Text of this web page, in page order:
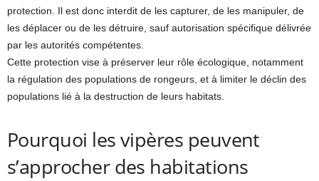
protection. Il est donc interdit de les capturer, de les manipuler, de
les déplacer ou de les détruire, sauf autorisation spécifique délivrée
par les autorités compétentes.
Cette protection vise à préserver leur rôle écologique, notamment
la régulation des populations de rongeurs, et à limiter le déclin des
populations lié à la destruction de leurs habitats.
Pourquoi les vipères peuvent
s’approcher des habitations